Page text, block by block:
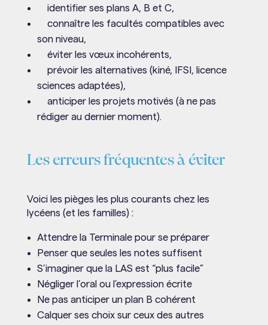
identifier ses plans A, B et C,
connaître les facultés compatibles avec
son niveau,
éviter les vœux incohérents,
prévoir les alternatives (kiné, IFSI, licence
sciences adaptées),
anticiper les projets motivés (à ne pas
rédiger au dernier moment).
Les erreurs fréquentes à éviter
Voici les pièges les plus courants chez les
lycéens (et les familles) :
Attendre la Terminale pour se préparer
Penser que seules les notes suffisent
S’imaginer que la LAS est “plus facile”
Négliger l’oral ou l’expression écrite
Ne pas anticiper un plan B cohérent
Calquer ses choix sur ceux des autres